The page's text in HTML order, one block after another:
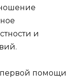
и
первой помощи